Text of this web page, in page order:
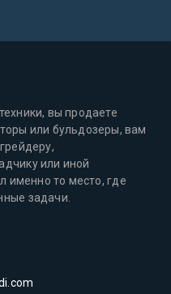
вы продаете
или бульдозеры, вам
или иной
именно то место, где
задачи.